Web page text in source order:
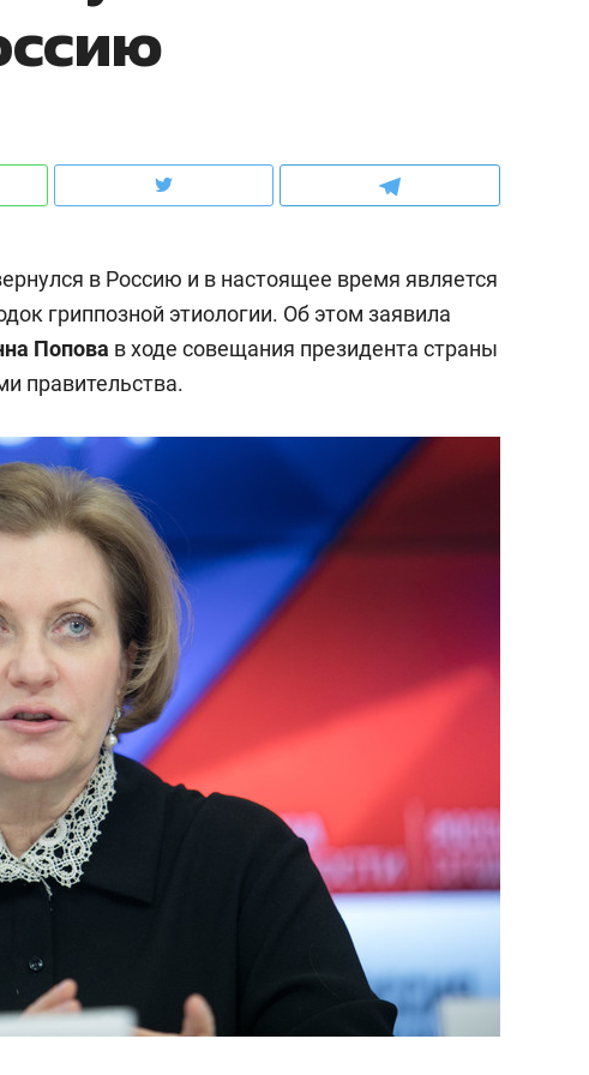
в Россию и в настоящее время является
гриппозной этиологии. Об этом заявила
Попова в ходе совещания президента страны
правительства.
налогах и развитии без кредитов
выживания в дикой
работа
и физическим
как основа
команд
Рекомендуем
Мексика, рок-концерт
и вагон с чак-чаком: как
в Менделеевске прошла
«Гонка Героев»